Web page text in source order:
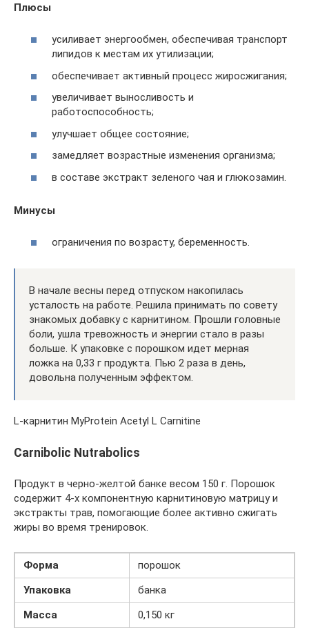
Плюсы
усиливает энергообмен, обеспечивая транспорт
липидов к местам их утилизации;
обеспечивает активный процесс жиросжигания;
увеличивает выносливость и
работоспособность;
улучшает общее состояние;
замедляет возрастные изменения организма;
в составе экстракт зеленого чая и глюкозамин.
Минусы
ограничения по возрасту, беременность.
В начале весны перед отпуском накопилась
усталость на работе. Решила принимать по совету
знакомых добавку с карнитином. Прошли головные
боли, ушла тревожность и энергии стало в разы
больше. К упаковке с порошком идет мерная
ложка на 0,33 г продукта. Пью 2 раза в день,
довольна полученным эффектом.
L-карнитин MyProtein Acetyl L Carnitine
Carnibolic Nutrabolics
Продукт в черно-желтой банке весом 150 г. Порошок
содержит 4-х компонентную карнитиновую матрицу и
экстракты трав, помогающие более активно сжигать
жиры во время тренировок.
Форма
порошок
Упаковка
банка
Масса
0,150 кг